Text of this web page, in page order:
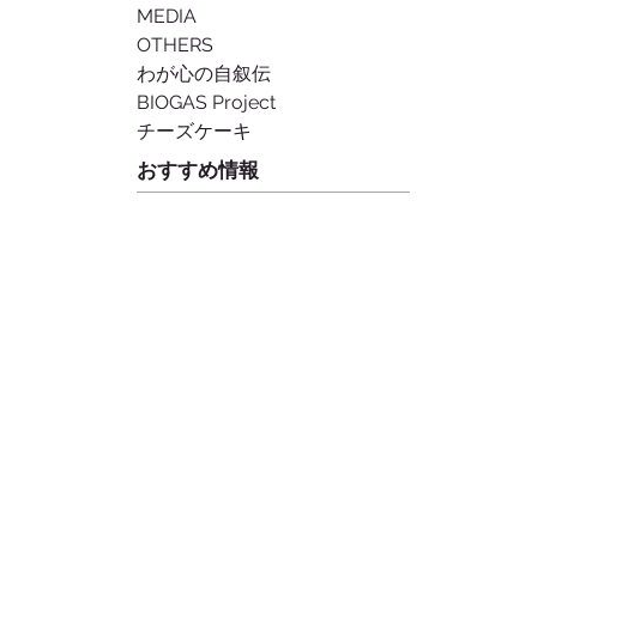
MEDIA
OTHERS
わが心の自叙伝
BIOGAS Project
チーズケーキ
おすすめ情報